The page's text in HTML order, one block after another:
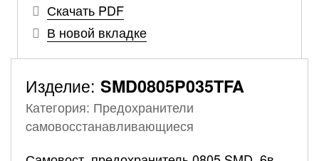
Скачать PDF
В новой вкладке
Изделие: SMD0805P035TFA
Категория: Предохранители
cамовосстанавливающиеся